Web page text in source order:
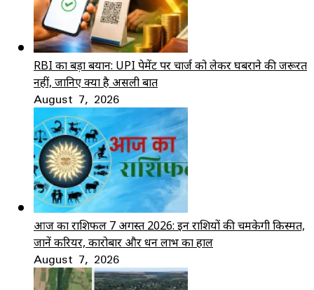
RBI का बड़ा बयान: UPI पेमेंट पर चार्ज को लेकर घबराने की जरूरत
नहीं, जानिए क्या है असली बात
August 7, 2026
आज का राशिफल 7 अगस्त 2026: इन राशियों की चमकेगी किस्मत,
जानें करियर, कारोबार और धन लाभ का हाल
August 7, 2026